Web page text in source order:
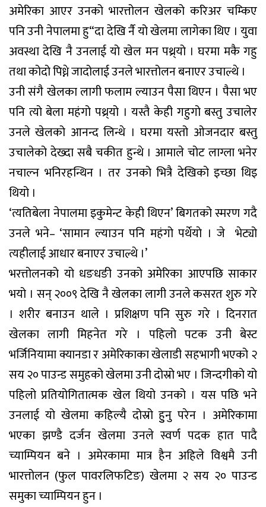
अमेरिका आएर उनको भारत्तोलन खेलको करिअर चम्किए
पनि उनी नेपालमा हु“दा देखि र्नै यो खेलमा लागेका थिए । युवा
अवस्था देखि नै उनलाई यो खेल मन पथ्र्यो । घरमा मकै गहु
तथा कोदो पिध्ने जादोलाई उनले भारत्तोलन बनाएर उचाल्थे ।
उनी संगै खेलका लागी फलाम ल्याउन पैसा थिएन । पैसा भए
पनि त्यो बेला महंगो पथ्र्यो । यस्तै केही गहुगो बस्तु उचालेर
उनले खेलको आनन्द लिन्थे । घरमा यस्तो ओजनदार बस्तु
उचालेको देख्दा सबै चकीत हुन्थे । आमाले चोट लाग्ला भनेर
नचाल्न भनिरहन्थिन । तर उनको भित्रै देखिको इच्छा थिइ
थियो ।
‘त्यतिबेला नेपालमा इकुमेन्ट केही थिएन’ बिगतको स्मरण गदै
उनले भने– ‘सामान ल्याउन पनि महंगो पर्थेयाे । जे भेट्यो
त्यहीलाई आधार बनाएर उचाल्थे ।’
भरत्तोलनको यो धङधङी उनको अमेरिका आएपछि साकार
भयो । सन् २००९ देखि नै खेलका लागी उनले कसरत शुरु गरे
। शरीर बनाउन थाले । प्रशिक्षण पनि सुरु गरे । दिनरात
खेलका लागी मिहनेत गरे । पहिलो पटक उनी बेस्ट
भर्जिनियामा क्यानडा र अमेरिकाका खेलाडी सहभागी भएको २
सय २० पाउन्ड समुहको खेलमा उनी दोस्रो भए । जिन्दगीको यो
पहिलो प्रतियोगितात्मक खेल थियो उनको । यस पछि भने
उनलाई यो खेलमा कहिल्यै दोस्रो हुुनु परेन । अमेरिकामा
भएका झण्डै दर्जन खेलमा उनले स्वर्ण पदक हात पादै
च्याम्पियन बने । अमेरकामा मात्र हैन अहिले विश्वमै उनी
भारत्तोलन (फुल पावरलिफटिङ) खेलमा २ सय २० पाउन्ड
समुका च्याम्पियन हुन ।